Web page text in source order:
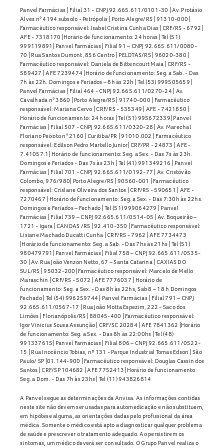
Panvel Farmácias | Filial 31 - CNPJ 92.665.611/0101-30 | Av. Protásio
Alves n° 4194 subsolo - Petrópolis | Porto Alegre/RS | 91310-000 |
Farmacêutico responsável: Isabel Cristina Cunha Dias | CRF/RS - 6792 |
AFE - 7318170 |Horário de funcionamento: 24 horas | Tel (51)
999119891| Panvel Farmácias | Filial 91 – CNPJ 92.665.611/0080-
70 | Rua Santos Dumont, 856 Centro | PELOTAS/RS | 96020-380 |
Farmacêutico responsável: Daniela de Bittencourt Maia | CRF/RS -
589427 | AFE 7239474 |Horário de funcionamento: Seg. a Sab. - Das
7h às 22h. Domingos e Feriados – 8h às 22h | Tel (53) 999505659 |
Panvel Farmácias | Filial 464 - CNPJ 92.665.611/0270-24 | Av.
Cavalhada n° 3860 | Porto Alegre/RS | 91740-000 | Farmacêutico
responsável: Mariana Cervo | CRF/RS - 535349 | AFE - 7421850 |
Horário de funcionamento: 24 horas | Tel (51) 995672339| Panvel
Farmácias | Filial 507 - CNPJ 92.665.611/0320-28 | Av. Marechal
Floriano Peixoto n° 2160 | Curitiba/PR | 91010.002 | Farmacêutico
responsável: Edilson Pedro Martello Junior| CRF/PR - 24873 | AFE -
7.41057.1| Horário de funcionamento: Seg. a Sex. - Das 7s às 23h.
Domingos e Feriados - Das 7s às 23h | Tel (41) 991349216 | Panvel
Farmácias | Filial 701 - CNPJ 92.665.611/0192-77 | Av. Cristóvão
Colombo, 976/980| Porto Alegre/RS | 90560-001 | Farmacêutico
responsável: Crislane Oliveira dos Santos | CRF/RS - 590651 | AFE -
7270467 | Horário de funcionamento: Seg. a Sex. - Das 7:30h às 22hs.
Domingos e Feriados – Fechado | Tel (51) 999064279 | Panvel
Farmácias | Filial 739 – CNPJ 92.665.611/0514-05 | Av. Boqueirão –
1721 - Igara | CANOAS /RS | 92.410-350 | Farmacêutico responsável:
Lisiane Machado Ducatti Cunha | CRF/RS - 7962 | AFE 7734473
|Horário de funcionamento: Seg. a Sab. - Das 7hs às 21hs | Tel (51)
980479791| Panvel Farmácias | Filial 758 – CNPJ 92.665.611/0535-
30 | Av. Rua João Venzon Netto, 67 – Santa Catarina | CAXIAS DO
SUL/RS | 95032-200| Farmacêutico responsável: Marcelo de Mello
Maraschin | CRF/RS - 5072 | AFE 7776037 | Horário de
funcionamento: Seg. a Sex. - Das 8h às 22hs, Sab 8 – 18 h Domingos
Fechado | Tel (54) 996259744 | Panvel Farmácias | Filial 791 – CNPJ
92.665.611/0567-17 | Rua João Motta Espezim, 222 - Saco dos
Limões | Florianópolis/RS | 88045-400 | Farmacêutico responsável:
Igor Vinicius Sousa Assunção | CRF/SC 20284 | AFE 7841362 |Horário
de funcionamento: Seg. a Sex. - Das 8h às 22:00hs | Tel (48)
991337615| Panvel Farmácias | Filial 806 – CNPJ 92.665.611/0522-
15 | Rua Inocêncio Tobias, nº 131 - Parque Industrial Tomas Edson | São
Paulo/ SP |01.144-900 | Farmacêutico responsável: Douglas Cassin dos
Santos | CRF/SP 104682 | AFE 7752413 |Horário de funcionamento:
Seg. a Dom. - Das 7h às 23hs | Tel (11) 943826814
A Panvel segue as determinações da Anvisa. As informações contidas
neste site não devem ser usadas para automedicação e não substituem,
em hipótese alguma, as orientações dadas pelo profissional da área
médica. Somente o médico está apto a diagnosticar qualquer problema
de saúde e prescrever o tratamento adequado. Ao persistirem os
sintomas, um médico deverá ser consultado. O Grupo Panvel realiza o